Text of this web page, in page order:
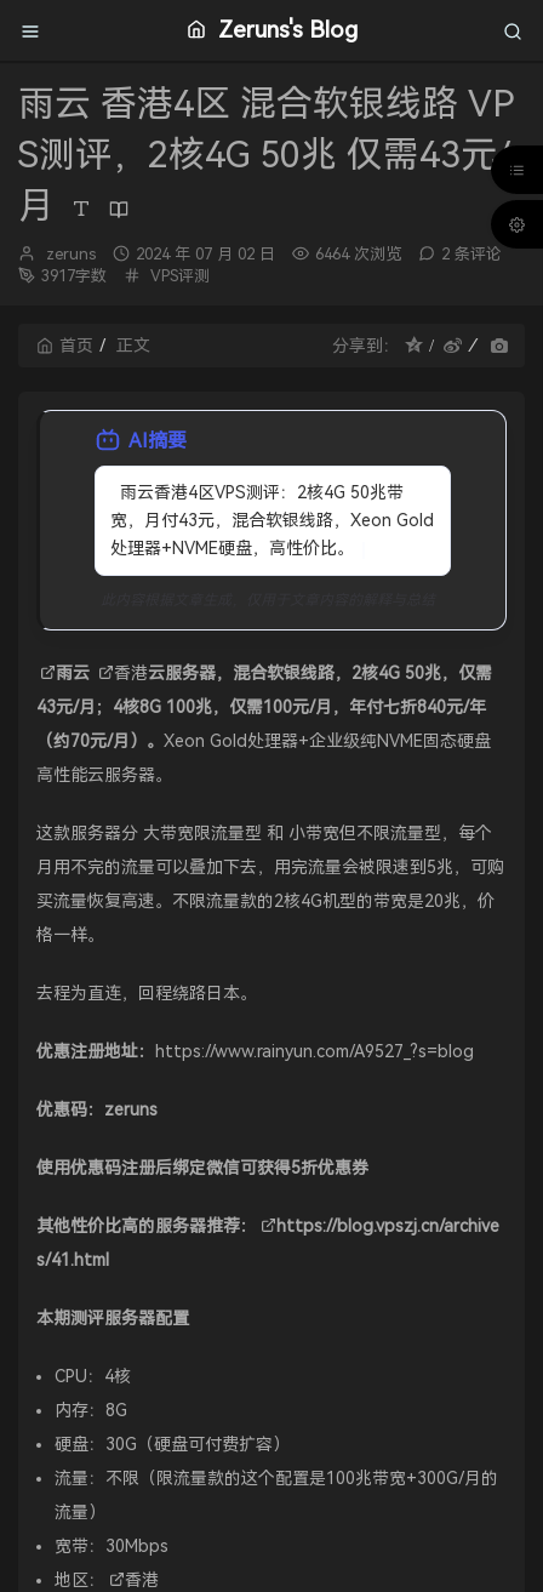
Zeruns's Blog
雨云 香港4区 混合软银线路 VP
S测评，2核4G 50兆 仅需43元/
月
博
主：
zeruns
发
布
2024 年 07 月 02 日 6464 次浏览
2 条评论
3917字数
分
VPS评测
首页 正文 分享到：
AI摘要
宽，月付43元，混合软银线路，Xeon Gold
处理器+NVME硬盘，高性价比。
雨云 香港云服务器，混合软银线路，2核4G 50兆，仅需
43元/月；4核8G 100兆，仅需100元/月，年付七折840元/年
（约70元/月）。 Xeon Gold处理器+企业级纯NVME固态硬盘
高性能云服务器。
这款服务器分 大带宽限流量型 和 小带宽但不限流量型，每个
月用不完的流量可以叠加下去，用完流量会被限速到5兆，可购
买流量恢复高速。不限流量款的2核4G机型的带宽是20兆，价
格一样。
去程为直连，回程绕路日本。
优惠注册地址： https://www.rainyun.com/A9527_?s=blog
优惠码：zeruns
使用优惠码注册后绑定微信可获得5折优惠券
其他性价比高的服务器推荐：
https://blog.vpszj.cn/archive
s/41.html
本期测评服务器配置
CPU：4核
内存：8G
硬盘：30G（硬盘可付费扩容）
流量：不限（限流量款的这个配置是100兆带宽+300G/月的
流量）
宽带：30Mbps
地区：
香港